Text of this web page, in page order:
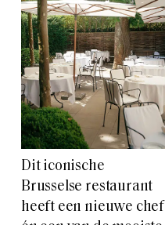
Dit iconische
Brusselse restaurant
heeft een nieuwe chef